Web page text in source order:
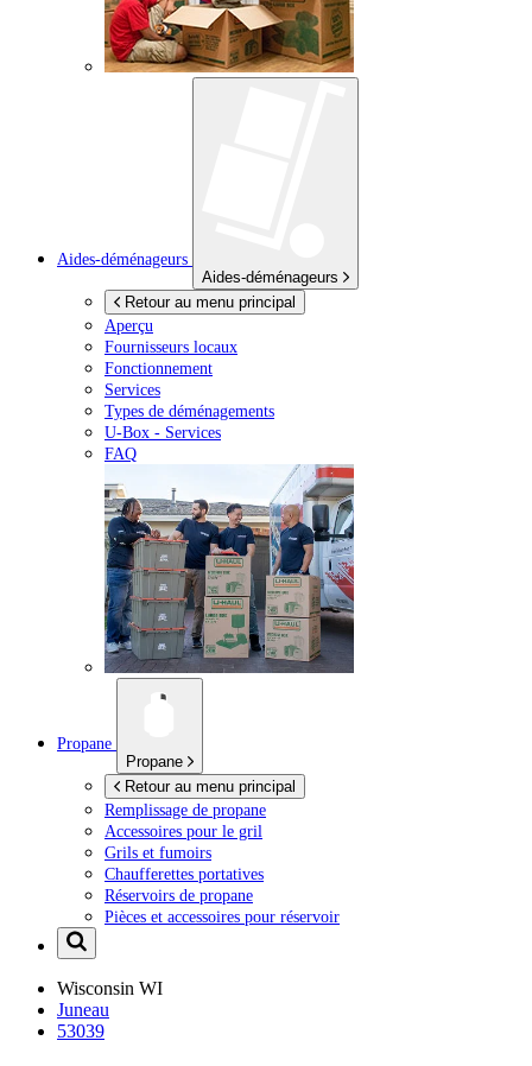
Aides-déménageurs
Aides-déménageurs
Retour au menu principal
Aperçu
Fournisseurs locaux
Fonctionnement
Services
Types de déménagements
U-Box - Services
FAQ
Propane
Propane
Retour au menu principal
Remplissage de propane
Accessoires pour le gril
Grils et fumoirs
Chaufferettes portatives
Réservoirs de propane
Pièces et accessoires pour réservoir
Wisconsin WI
Juneau
53039